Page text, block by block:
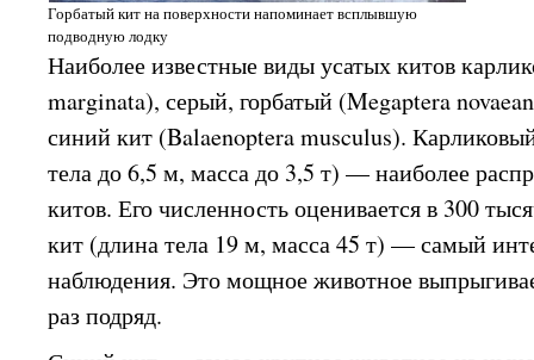
Горбатый кит на поверхности напоминает всплывшую
подводную лодку
Наиболее известные виды усатых китов
marginata), серый, горбатый (Megaptera
синий кит (Balaenoptera musculus).
тела до 6,5 м, масса до 3,5 т) — наиболее
китов. Его численность оценивается в 300
кит (длина тела 19 м, масса 45 т) — самый
наблюдения. Это мощное животное
раз подряд.